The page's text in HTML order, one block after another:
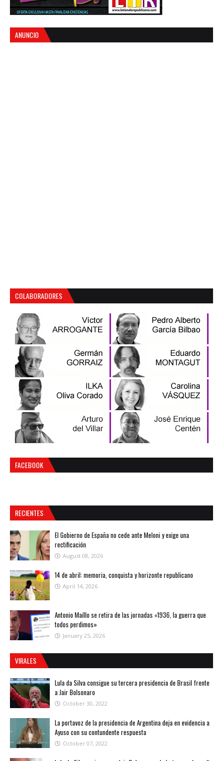
ANUNCIO
COLABORADORES
FACEBOOK
RECIENTES
El Gobierno de España no cede ante Meloni y exige una
rectificación
August 08, 2026
14 de abril: memoria, conquista y horizonte republicano
April 14, 2026
Antonio Maíllo se retira de las jornadas «1936, la guerra que
todos perdimos»
January 25, 2026
VIRALES
Lula da Silva consigue su tercera presidencia de Brasil frente
a Jair Bolsonaro
October 30, 2022
La portavoz de la presidencia de Argentina deja en evidencia a
Ayuso con su contundente respuesta
October 07, 2022